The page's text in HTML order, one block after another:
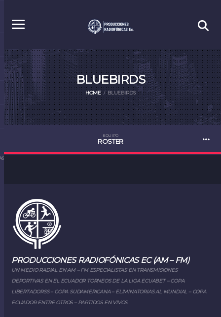
BLUEBIRDS
HOME BLUEBIRDS
EQUIPO
ROSTER
PRODUCCIONES RADIOFÓNICAS EC (AM – FM)
UN MEDIO RADIAL EN AM – FM ESPECIALISTAS EN TRANSMISIONES
DEPORTIVAS EN EL ECUADOR TORNEOS DE LA LIGA ECUABET – COPA
LIBERTADORSS – COPA SUDAMERICANA – ELIMINATORIAS AL MUNDIAL – COPA
ECUADOR ENTRE OTROS – PARTIDOS EN VIVOS